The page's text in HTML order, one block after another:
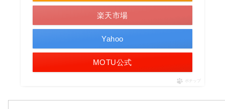
楽天市場
Yahoo
MOTU公式
ポチップ